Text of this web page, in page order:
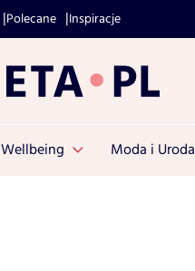
Polecane Inspiracje
Wellbeing Moda i Uroda